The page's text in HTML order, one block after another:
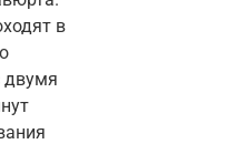
в
двумя